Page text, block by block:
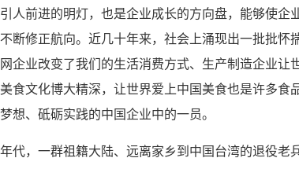
人前进的明灯，也是企业成长的方向盘，能够使企
断修正航向。近几十年来，社会上涌现出一批批怀
企业改变了我们的生活消费方式、生产制造企业让
食文化博大精深，让世界爱上中国美食也是许多食
想、砥砺实践的中国企业中的一员。
代，一群祖籍大陆、远离家乡到中国台湾的退役老